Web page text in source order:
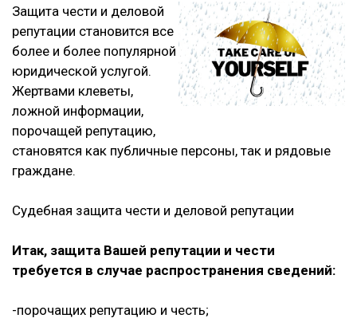
Защита чести и деловой
репутации становится все
более и более популярной
юридической услугой.
Жертвами клеветы,
ложной информации,
порочащей репутацию,
становятся как публичные персоны, так и рядовые
граждане.
Судебная защита чести и деловой репутации
Итак, защита Вашей репутации и чести
требуется в случае распространения сведений:
-порочащих репутацию и честь;